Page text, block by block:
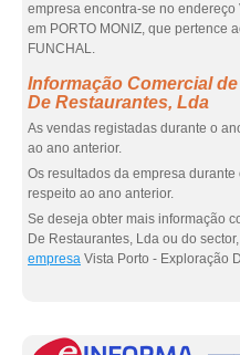
empresa encontra-se no
em PORTO MONIZ, que pertence
FUNCHAL.
Informação Comercial
De Restaurantes, Lda
As vendas registadas durante o
ao ano anterior.
Os resultados da empresa
respeito ao ano anterior.
Se deseja obter mais informação
De Restaurantes, Lda ou do sector,
empresa Vista Porto - Exploração